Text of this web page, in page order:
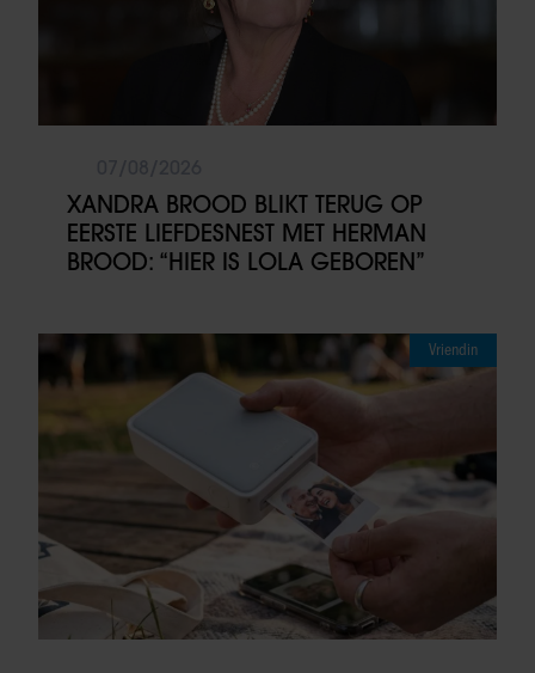
XANDRA BROOD BLIKT TERUG OP
EERSTE LIEFDESNEST MET HERMAN
BROOD: “HIER IS LOLA GEBOREN”
Vriendin